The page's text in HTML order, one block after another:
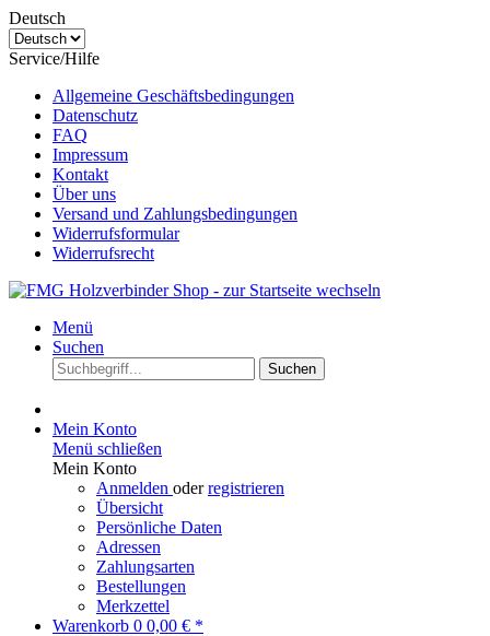
Deutsch
Service/Hilfe
Allgemeine Geschäftsbedingungen
Datenschutz
FAQ
Impressum
Kontakt
Über uns
Versand und Zahlungsbedingungen
Widerrufsformular
Widerrufsrecht
Menü
Suchen
Suchen
Mein Konto
Menü schließen
Mein Konto
Anmelden oderregistrieren
Übersicht
Persönliche Daten
Adressen
Zahlungsarten
Bestellungen
Merkzettel
Warenkorb 0 0,00 € *